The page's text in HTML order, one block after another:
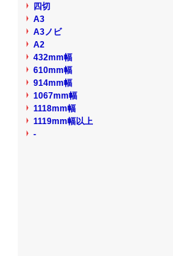
四切
A3
A3ノビ
A2
432mm幅
610mm幅
914mm幅
1067mm幅
1118mm幅
1119mm幅以上
-